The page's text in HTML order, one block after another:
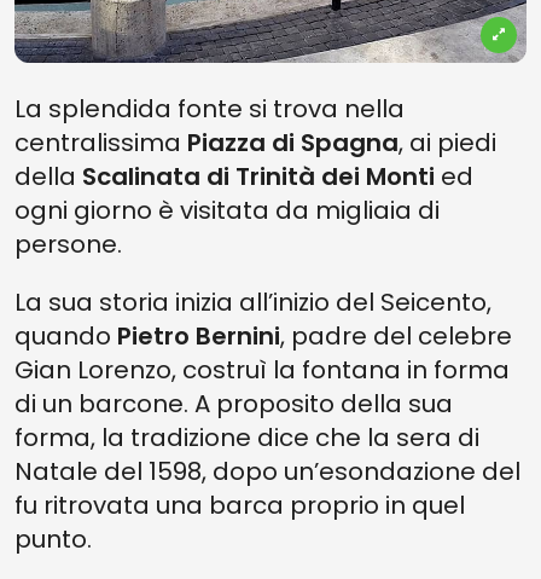
La splendida fonte si trova nella
centralissima Piazza di Spagna, ai piedi
della Scalinata di Trinità dei Monti ed
ogni giorno è visitata da migliaia di
persone.
La sua storia inizia all’inizio del Seicento,
quando Pietro Bernini, padre del celebre
Gian Lorenzo, costruì la fontana in forma
di un barcone. A proposito della sua
forma, la tradizione dice che la sera di
Natale del 1598, dopo un’esondazione del
fu ritrovata una barca proprio in quel
punto.